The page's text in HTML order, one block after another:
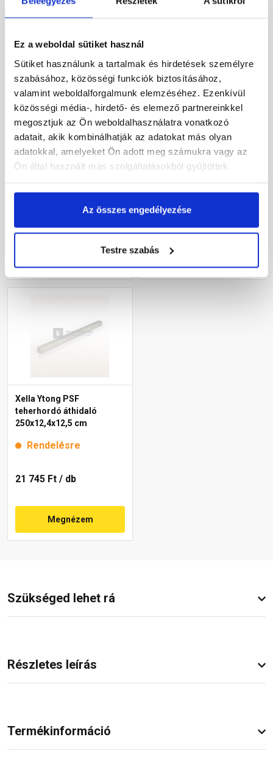
Ez a weboldal sütiket használ
Sütiket használunk a tartalmak és hirdetések személyre
szabásához, közösségi funkciók biztosításához,
valamint weboldalforgalmunk elemzéséhez. Ezenkívül
közösségi média-, hirdető- és elemező partnereinkkel
megosztjuk az Ön weboldalhasználatra vonatkozó
adatait, akik kombinálhatják az adatokat más olyan
adatokkal, amelyeket Ön adott meg számukra vagy az
Ön által használt más szolgáltatásokból gyűjtöttek.
Az összes engedélyezése
Testre szabás
Xella Ytong PSF
teherhordó áthidaló
300x12,4x15 cm
Xella Ytong PSF
teherhordó áthidaló
250x12,4x15 cm
26 025 Ft
Xella Ytong PSF
teherhordó áthidaló
250x12,4x12,5 cm
Rendelésre
21 745 Ft / db
Megnézem
Szükséged lehet rá
Részletes leírás
Termékinformáció